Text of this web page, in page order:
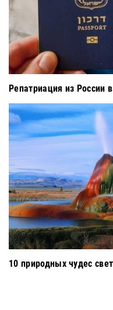
Репатриация из России
10 природных чудес